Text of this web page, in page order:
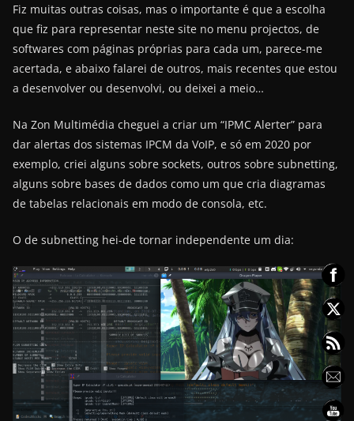
Fiz muitas outras coisas, mas o importante é que a escolha
que fiz para representar neste site no menu projectos, de
softwares com páginas próprias para cada um, parece-me
acertada, e abaixo falarei de outros, mais recentes que estou
a desenvolver ou desenvolvi, ou deixei a meio…
Na Zon Multimédia cheguei a criar um “IPMC Alerter” para
dar alertas dos sistemas IPCM da VoIP, e só em 2020 por
exemplo, criei alguns sobre sockets, outros sobre subnetting,
alguns sobre bases de dados como um que cria diagramas
de tabelas relacionais em modo de consola, etc.
O de subnetting hei-de tornar independente um dia: